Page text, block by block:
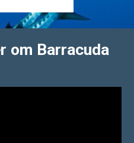
Barracuda